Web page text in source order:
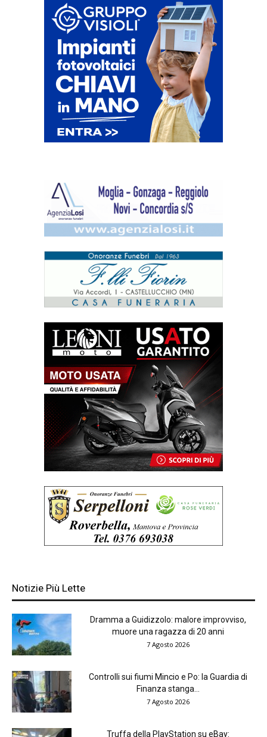
Notizie Più Lette
Dramma a Guidizzolo: malore improvviso,
muore una ragazza di 20 anni
7 Agosto 2026
Controlli sui fiumi Mincio e Po: la Guardia di
Finanza stanga...
7 Agosto 2026
Truffa della PlayStation su eBay: